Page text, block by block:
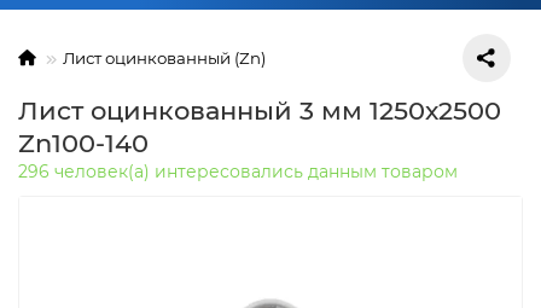
Лист оцинкованный (Zn)
Лист оцинкованный 3 мм 1250х2500
Zn100-140
296 человек(а) интересовались данным товаром